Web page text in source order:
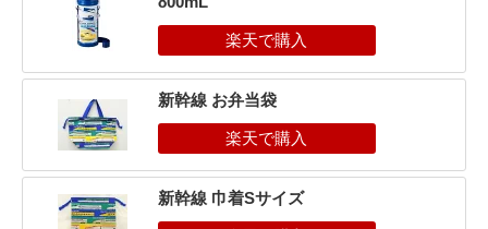
新幹線 お弁当袋
新幹線 巾着Sサイズ